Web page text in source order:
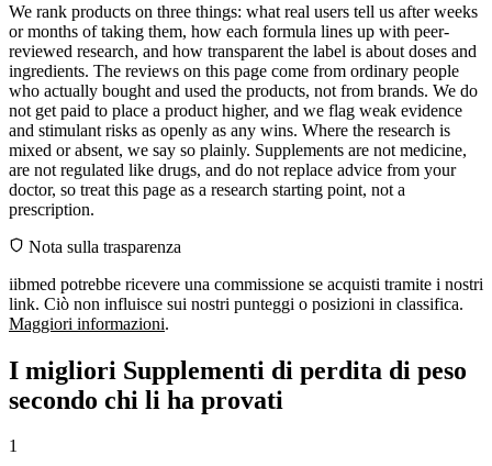
We rank products on three things: what real users tell us after weeks
or months of taking them, how each formula lines up with peer-
reviewed research, and how transparent the label is about doses and
ingredients. The reviews on this page come from ordinary people
who actually bought and used the products, not from brands. We do
not get paid to place a product higher, and we flag weak evidence
and stimulant risks as openly as any wins. Where the research is
mixed or absent, we say so plainly. Supplements are not medicine,
are not regulated like drugs, and do not replace advice from your
doctor, so treat this page as a research starting point, not a
prescription.
Nota sulla trasparenza
iibmed potrebbe ricevere una commissione se acquisti tramite i nostri
link. Ciò non influisce sui nostri punteggi o posizioni in classifica.
Maggiori informazioni.
I migliori Supplementi di perdita di peso
secondo chi li ha provati
1